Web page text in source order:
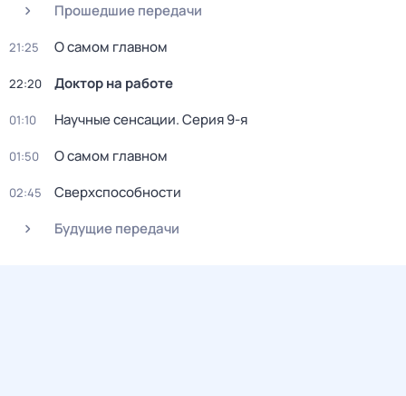
Прошедшие передачи
21:25 О самом главном
22:20 Доктор на работе
01:10 Научные сенсации. Серия 9-я
01:50 О самом главном
02:45
Сверхспособности
Будущие передачи